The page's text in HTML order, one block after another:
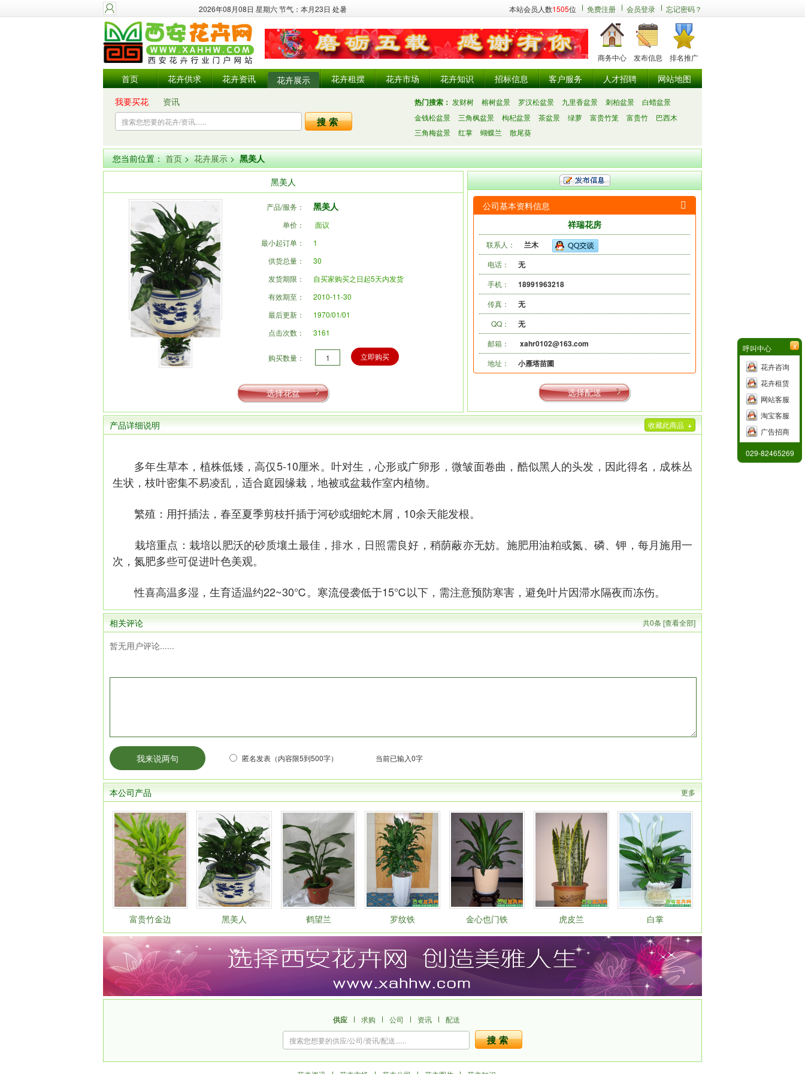
2026年08月08日 星期六 节气：本月23日 处暑 本站会员人数1505位 免费注册 会员登录 忘记密码？
商务中心 发布信息 排名推广
首页 花卉供求 花卉资讯 花卉展示 花卉租摆 花卉市场 花卉知识 招标信息 客户服务 人才招聘
网站地图
我要买花
资讯 热门搜索： 发财树 榕树盆景 罗汉松盆景 九里香盆景 刺柏盆景
白蜡盆景
金钱松盆景
三角枫盆景 枸杞盆景 茶盆景 绿萝 富贵竹笼 富贵竹
巴西木
三角梅盆景
红掌 蝴蝶兰 散尾葵
您当前位置：首页>花卉展示>黑美人
黑美人
产品/服务： 黑美人
单价：
面议
最小起订单：
1
供货总量：
30
发货期限：
自买家购买之日起5天内发货
有效期至：
2010-11-30
最后更新：
1970/01/01
点击次数：
3161
购买数量： 立即购买
选择花盆
公司基本资料信息 
祥瑞花房
联系人： 兰木
电话： 无
手机： 18991963218
传真： 无
QQ： 无
邮箱： xahr0102@163.com
地址： 小雁塔苗圃
选择配送
产品详细说明 收藏此商品 +
多年生草本，植株低矮，高仅5-10厘米。叶对生，心形或广卵形，微皱面卷曲，酷似黑人的头发，因此得名，成株丛
生状，枝叶密集不易凌乱，适合庭园缘栽，地被或盆栽作室内植物。
繁殖：用扦插法，春至夏季剪枝扦插于河砂或细蛇木屑，10余天能发根。
栽培重点：栽培以肥沃的砂质壤土最佳，排水，日照需良好，稍荫蔽亦无妨。施肥用油粕或氮、磷、钾，每月施用一
次，氮肥多些可促进叶色美观。
性喜高温多湿，生育适温约22~30℃。寒流侵袭低于15℃以下，需注意预防寒害，避免叶片因滞水隔夜而冻伤。
相关评论 共0条 [查看全部]
暂无用户评论......
匿名发表（内容限5到500字） 当前已输入0字
本公司产品 更多
富贵竹金边 黑美人 鹤望兰 罗纹铁 金心也门铁 虎皮兰 白掌
供应 求购 公司 资讯 配送
呼叫中心 x
花卉咨询
花卉租赁
网站客服
淘宝客服
广告招商
029-82465269